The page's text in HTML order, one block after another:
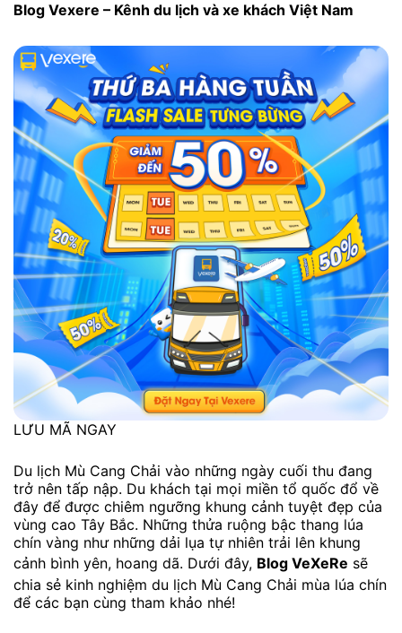
Blog Vexere – Kênh du lịch và xe khách Việt Nam
LƯU MÃ NGAY
Du lịch Mù Cang Chải vào những ngày cuối thu đang
trở nên tấp nập. Du khách tại mọi miền tổ quốc đổ về
đây để được chiêm ngưỡng khung cảnh tuyệt đẹp của
vùng cao Tây Bắc. Những thửa ruộng bậc thang lúa
chín vàng như những dải lụa tự nhiên trải lên khung
cảnh bình yên, hoang dã. Dưới đây, Blog VeXeRe sẽ
chia sẻ kinh nghiệm du lịch Mù Cang Chải mùa lúa chín
để các bạn cùng tham khảo nhé!